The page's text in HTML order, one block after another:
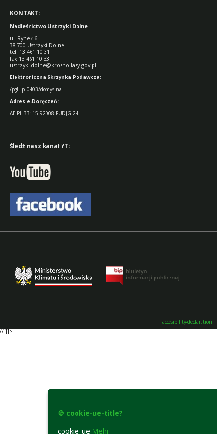
KONTAKT:
Nadleśnictwo Ustrzyki Dolne
ul. Rynek 6
38-700 Ustrzyki Dolne
tel. 13 461 10 31
fax 13 461 10 33
ustrzyki.dolne@krosno.lasy.gov.pl
Elektroniczna Skrzynka Podawcza:
/pgl_lp_0403/domyslna
Adres e-Doręczeń:
AE:PL-33115-92008-FUDJG-24
Śledź nasz kanał YT:
accesibility-declaration
// ]]>
🍪 cookie-ue-title?
cookie-ue Mehr